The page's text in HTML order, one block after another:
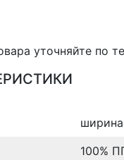
уточняйте по
100%